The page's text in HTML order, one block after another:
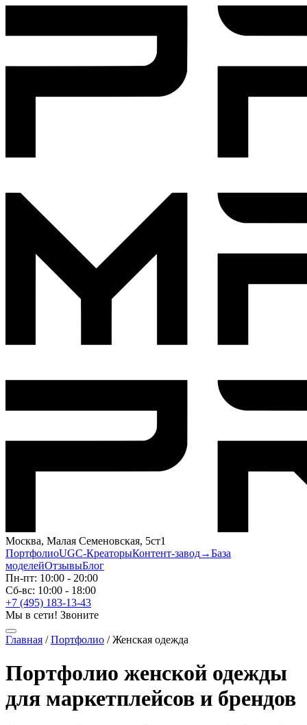
Москва, Малая Семеновская, 5ст1
ПортфолиоUGC-КреаторыКонтент-завод→База
моделейОтзывыБлог
Пн-пт: 10:00 - 20:00
Сб-вс: 10:00 - 18:00
+7 (495) 183-13-43
Мы в сети! Звоните
Главная /Портфолио /Женская одежда
Портфолио женской одежды
для маркетплейсов и брендов